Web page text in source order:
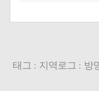
태그 : 지역로그 : 방